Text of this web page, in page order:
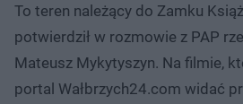
To teren należący do Zamku
potwierdził w rozmowie z PAP
Mateusz Mykytyszyn. Na filmie,
portal Wałbrzych24.com widać